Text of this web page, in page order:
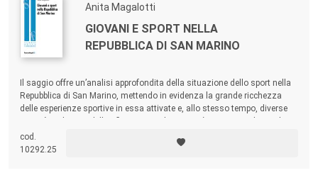
Anita Magalotti
GIOVANI E SPORT NELLA
REPUBBLICA DI SAN MARINO
Il saggio offre un’analisi approfondita della situazione dello sport nella
Repubblica di San Marino, mettendo in evidenza la grande ricchezza
delle esperienze sportive in essa attivate e, allo stesso tempo, diverse
risulta necessario concentrarsi, al fine di contribuire a un ulteriore
sviluppo della qualità dell’attività sportiva.
cod.
10292.25